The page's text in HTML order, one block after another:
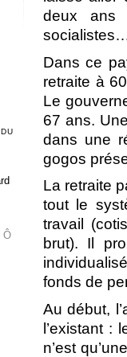
deux ans
socialistes…
Dans ce
retraite à
Le
67 ans.
dans une
gogos
La retraite
tout le
travail
brut). Il
fonds de
Au début,
l’existant :
n’est
Ô